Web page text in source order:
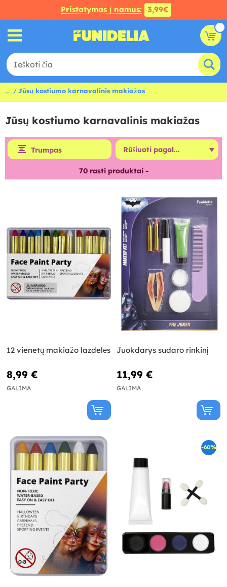
Pristatymas į namus: 3,99€
... Jūsų kostiumo karnavalinis makiažas
Jūsų kostiumo karnavalinis makiažas
Trumpas
70rasti produktai -
12 vienetų makiažo lazdelės
8,99 €
GALIMA
Juokdarys sudaro rinkinį
11,99 €
GALIMA
-60%